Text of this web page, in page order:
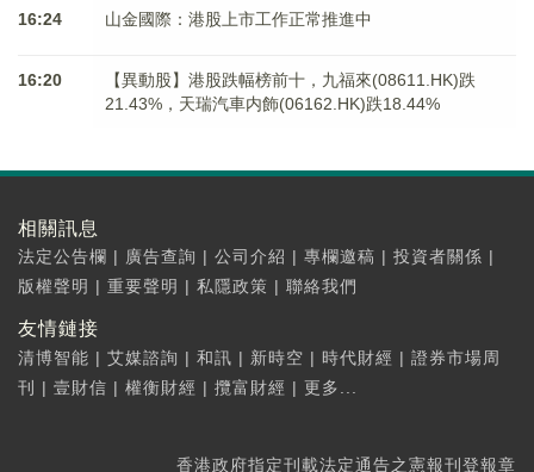
16:24 山金國際：港股上市工作正常推進中
16:20
【異動股】港股跌幅榜前十，九福來(08611.HK)跌
21.43%，天瑞汽車内飾(06162.HK)跌18.44%
相關訊息
法定公告欄 | 廣告查詢 | 公司介紹 | 專欄邀稿 | 投資者關係 |
版權聲明 | 重要聲明 | 私隱政策 | 聯絡我們
友情鏈接
清博智能 | 艾媒諮詢 | 和訊 | 新時空 | 時代財經 | 證券市場周
刊
| 壹財信 | 權衡財經 | 攬富財經 | 更多...
香港政府指定刊載法定通告之憲報刊登報章